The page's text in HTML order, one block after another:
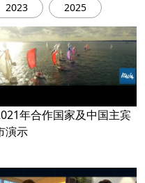
2023 2025
年合作国家及中国主宾
演示